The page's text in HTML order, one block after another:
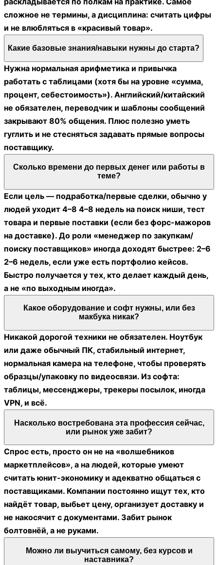
когда замолчать. Я после уроков поймала себя: в обычной
жизни тоже стала точнее описывать, даже друзьям.
Забавно, но это навык, который расползается везде.
Отзывы о Добро.Университет
★★★★☆
09 января 2025
Andris_LV
сталкиваюсь с темой доступности, а сам «плаваю». Здесь
всё быстро ставят на рельсы: этика, точность, спокойный
темп речи, и постоянный вопрос «а это правда нужно
сказать?». Не всё было удобно по времени, но как
обучение — добротная штука.
Частые вопросы о Курсы по
товарному бизнесу с Китаем
«логистике»?
Реально. Первые дни будут как каша: Alibaba/1688,
инкотермс, карго, маржа… но это быстро
раскладывается по полкам на практике. Самое
сложное не термины, а дисциплина: считать цифры
и не влюбляться в «красивый товар».
Какие базовые знания/навыки нужны до старта?
Нужна нормальная арифметика и привычка
работать с таблицами (хотя бы на уровне «сумма,
процент, себестоимость»). Английский/китайский
не обязателен, переводчик и шаблоны сообщений
закрывают 80% общения. Плюс полезно уметь
гуглить и не стесняться задавать прямые вопросы
поставщику.
теме?